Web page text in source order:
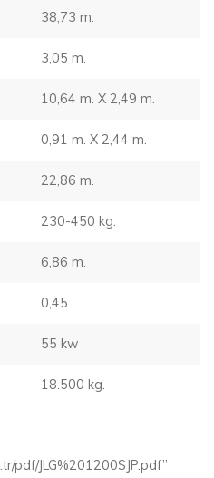
38,73 m.
3,05 m.
10,64 m. X 2,49 m.
0,91 m. X 2,44 m.
22,86 m.
230-450 kg.
6,86 m.
0,45
55 kw
18.500 kg.
pdf/JLG%201200SJP.pdf”